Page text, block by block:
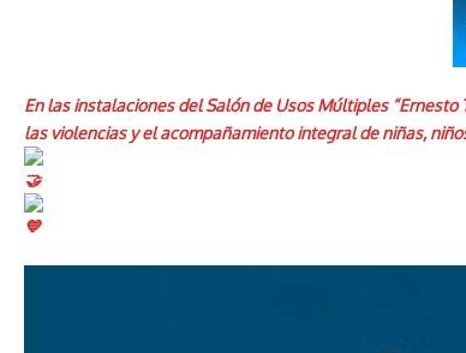
En las instalaciones del Salón de Usos Múltiples
las violencias y el acompañamiento integral de niñas,